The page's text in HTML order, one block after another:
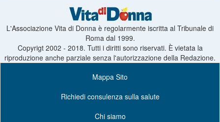
L'Associazione Vita di Donna è regolarmente iscritta al Tribunale di
Roma dal 1999.
Copyrigt 2002 - 2018. Tutti i diritti sono riservati. È vietata la
riproduzione anche parziale senza l'autorizzazione della Redazione.
Mappa Sito
Richiedi consulenza sulla salute
Chi siamo